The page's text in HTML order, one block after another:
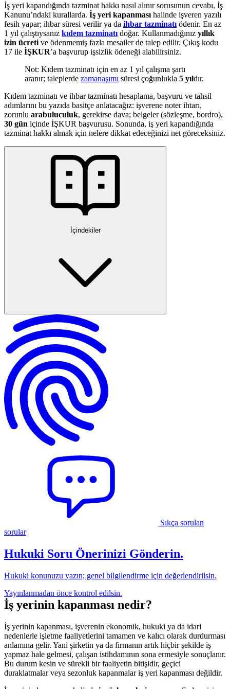
İş yeri kapandığında tazminat hakkı nasıl alınır sorusunun cevabı, İş
Kanunu’ndaki kurallarda. İş yeri kapanması halinde işveren yazılı
fesih yapar; ihbar süresi verilir ya da ihbar tazminatı ödenir. En az
1 yıl çalıştıysanız kıdem tazminatı doğar. Kullanmadığınız yıllık
izin ücreti ve ödenmemiş fazla mesailer de talep edilir. Çıkış kodu
17 ile İŞKUR’a başvurup işsizlik ödeneği alabilirsiniz.
Not: Kıdem tazminatı için en az 1 yıl çalışma şartı
aranır; taleplerde zamanaşımı süresi çoğunlukla 5 yıldır.
Kıdem tazminatı ve ihbar tazminatı hesaplama, başvuru ve tahsil
adımlarını bu yazıda basitçe anlatacağız: işverene noter ihtarı,
zorunlu arabuluculuk, gerekirse dava; belgeler (sözleşme, bordro),
30 gün içinde İŞKUR başvurusu. Sonunda, iş yeri kapandığında
tazminat hakkı almak için nelere dikkat edeceğinizi net göreceksiniz.
İçindekiler
İş yerinin kapanması nedir?
Kapanmada işçi-işveren hukuku ilişkisi
İşverenin sorumlulukları ve yükümlülükleri
Kıdem tazminatı koşulları
İş yerinin kapanmasının kıdem tazminatı açısından önemi
Kıdem tazminatı nasıl hesaplanır?
Ödeme süreci ve dikkat edilmesi gerekenler
Yıllık İzin, Fazla Mesai ve Diğer Alacaklar
Öncelikle işverenle iletişime geçmek
Noter ya da yazılı başvuru süreci
Arabuluculuk zorunluluğu ve süreci
İş Mahkemesine başvuru yolları
Gerekli belgeler ve deliller
Sıkça sorulan
sorular
Hukuki Soru Önerinizi Gönderin.
Hukuki konunuzu yazın; genel bilgilendirme için değerlendirilsin.
Yayınlanmadan önce kontrol edilsin.
İş yerinin kapanması nedir?
İş yerinin kapanması, işverenin ekonomik, hukuki ya da idari
nedenlerle işletme faaliyetlerini tamamen ve kalıcı olarak durdurması
anlamına gelir. Yani şirketin ya da firmanın artık hiçbir şekilde iş
yapmaz hale gelmesi, çalışan istihdamının sona ermesiyle sonuçlanır.
Bu durum kesin ve sürekli bir faaliyetin bitişidir, geçici
duraklatmalar veya sezonluk kapanmalar iş yeri kapanması değildir.